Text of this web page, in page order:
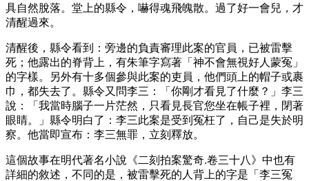
具自然脫落。堂上的縣令，嚇得魂飛魄散。過了好一會兒，才
清醒過來。
清醒後，縣令看到：旁邊的負責審理此案的官員，已被雷擊
死；他露出的脊背上，有朱筆字寫著「神不會無視好人蒙冤」
的字樣。另外有十多個參與此案的吏員，他們頭上的帽子或裹
巾，都失去了。縣令又問李三：「你剛才看見了什麼？」李三
說：「我當時腦子一片茫然，只看見長官您坐在帳子裡，閉著
眼睛。」縣令明白了：李三此案是受到冤枉了，自己是失於明
察。他當即宣布：李三無罪，立刻釋放。
這個故事在明代著名小說《二刻拍案驚奇.卷三十八》中也有
詳細的敘述，不同的是，被雷擊死的人背上的字是「李三冤